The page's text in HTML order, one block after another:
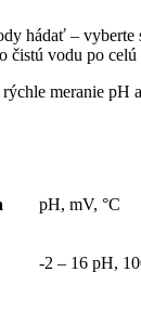
hádať –
čistú vodu po celú
rýchle meranie pH
pH, mV, °C
-2 – 16 pH,